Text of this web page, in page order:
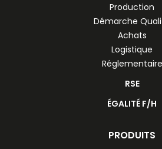
Production
Démarche
Achats
Logistique
Réglementaire
RSE
ÉGALITÉ F/H
PRODUITS